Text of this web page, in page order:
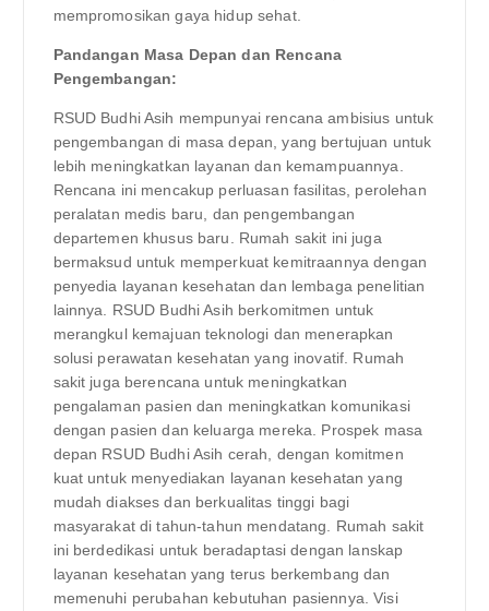
mempromosikan gaya hidup sehat.
Pandangan Masa Depan dan Rencana
Pengembangan:
RSUD Budhi Asih mempunyai rencana ambisius untuk
pengembangan di masa depan, yang bertujuan untuk
lebih meningkatkan layanan dan kemampuannya.
Rencana ini mencakup perluasan fasilitas, perolehan
peralatan medis baru, dan pengembangan
departemen khusus baru. Rumah sakit ini juga
bermaksud untuk memperkuat kemitraannya dengan
penyedia layanan kesehatan dan lembaga penelitian
lainnya. RSUD Budhi Asih berkomitmen untuk
merangkul kemajuan teknologi dan menerapkan
solusi perawatan kesehatan yang inovatif. Rumah
sakit juga berencana untuk meningkatkan
pengalaman pasien dan meningkatkan komunikasi
dengan pasien dan keluarga mereka. Prospek masa
depan RSUD Budhi Asih cerah, dengan komitmen
kuat untuk menyediakan layanan kesehatan yang
mudah diakses dan berkualitas tinggi bagi
masyarakat di tahun-tahun mendatang. Rumah sakit
ini berdedikasi untuk beradaptasi dengan lanskap
layanan kesehatan yang terus berkembang dan
memenuhi perubahan kebutuhan pasiennya. Visi